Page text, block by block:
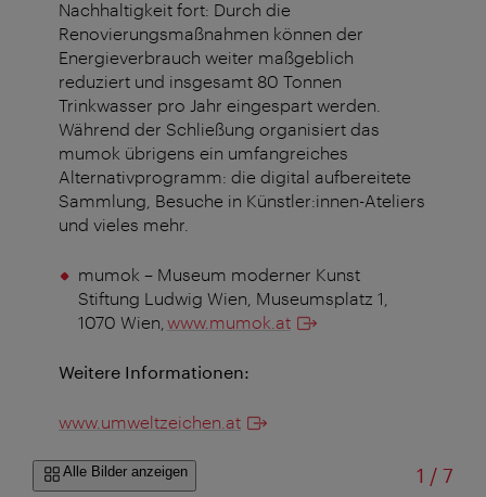
Nachhaltigkeit fort: Durch die
Renovierungsmaßnahmen können der
Energieverbrauch weiter maßgeblich
reduziert und insgesamt 80 Tonnen
Trinkwasser pro Jahr eingespart werden.
Während der Schließung organisiert das
mumok übrigens ein umfangreiches
Alternativprogramm: die digital aufbereitete
Sammlung, Besuche in Künstler:innen-Ateliers
und vieles mehr.
mumok – Museum moderner Kunst
Stiftung Ludwig Wien, Museumsplatz 1,
1070 Wien, www.mumok.at
Weitere Informationen:
www.umweltzeichen.at
Alle Bilder anzeigen 1 /von
7